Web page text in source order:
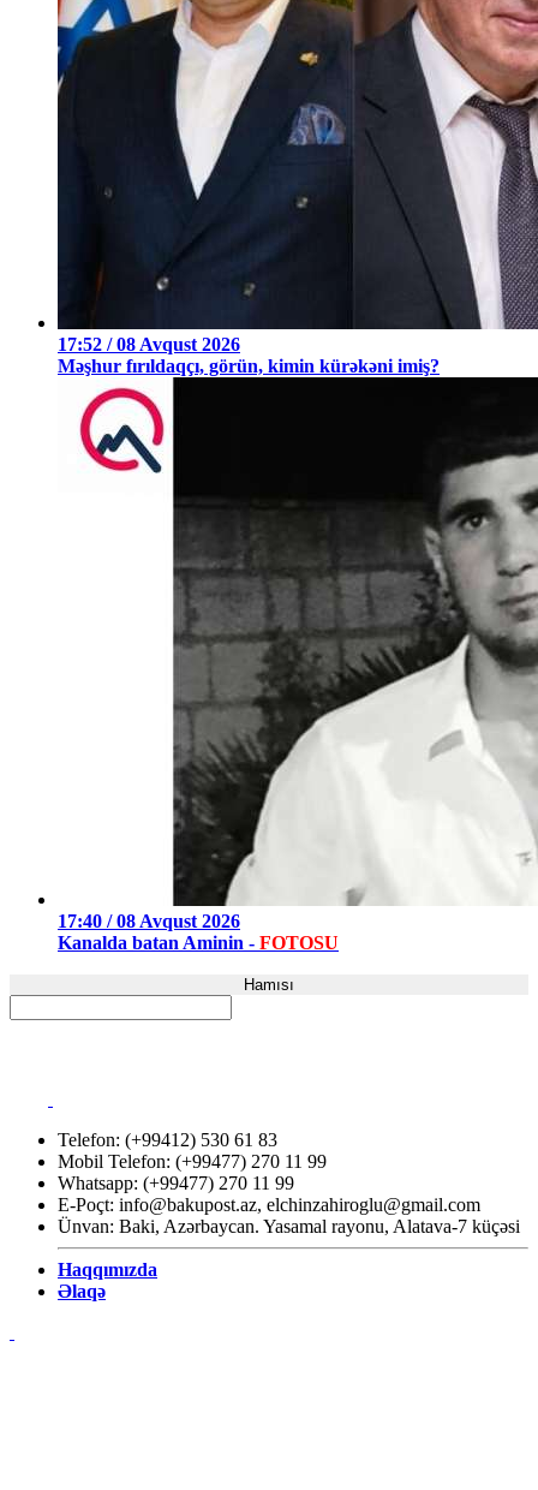
17:52 / 08 Avqust 2026
Məşhur fırıldaqçı, görün, kimin kürəkəni imiş?
17:40 / 08 Avqust 2026
Kanalda batan Aminin - FOTOSU
Hamısı
Telefon: (+99412) 530 61 83
Mobil Telefon: (+99477) 270 11 99
Whatsapp: (+99477) 270 11 99
E-Poçt: info@bakupost.az, elchinzahiroglu@gmail.com
Ünvan: Baki, Azərbaycan. Yasamal rayonu, Alatava-7 küçəsi
Haqqımızda
Əlaqə